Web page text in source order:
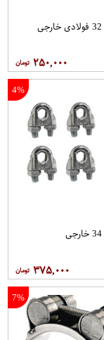
۲۵۰,۰۰۰
4%
۳۷۵,۰۰۰
7%